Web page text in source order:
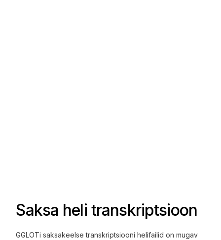
Saksa heli transkriptsioon
GGLOTi saksakeelse transkriptsiooni helifailid on mugav